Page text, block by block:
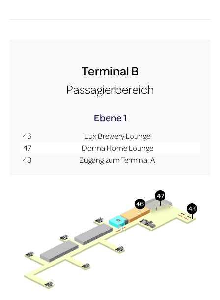
Terminal B
Passagierbereich
Ebene 1
46
Lux Brewery Lounge
47
Dorma Home Lounge
48
Zugang zum Terminal A